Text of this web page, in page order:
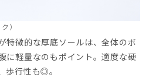
）
特徴的な厚底ソールは、全体のボ
に軽量なのもポイント。適度な硬
歩行性も◎。